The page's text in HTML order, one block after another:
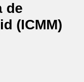
de
(ICMM)